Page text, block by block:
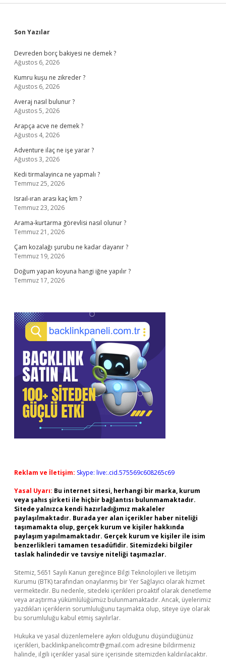
Sidebar
Son Yazılar
Devreden borç bakiyesi ne demek ?
Ağustos 6, 2026
Kumru kuşu ne zikreder ?
Ağustos 6, 2026
Averaj nasıl bulunur ?
Ağustos 5, 2026
Arapça acve ne demek ?
Ağustos 4, 2026
Adventure ilaç ne işe yarar ?
Ağustos 3, 2026
Kedi tirmalayinca ne yapmalı ?
Temmuz 25, 2026
Israıl-ıran arası kaç km ?
Temmuz 23, 2026
Arama-kurtarma görevlisi nasıl olunur ?
Temmuz 21, 2026
Çam kozalağı şurubu ne kadar dayanır ?
Temmuz 19, 2026
Doğum yapan koyuna hangi iğne yapılır ?
Temmuz 17, 2026
Reklam ve İletişim: Skype: live:.cid.575569c608265c69
Yasal Uyarı: Bu internet sitesi, herhangi bir marka, kurum
veya şahıs şirketi ile hiçbir bağlantısı bulunmamaktadır.
Sitede yalnızca kendi hazırladığımız makaleler
paylaşılmaktadır. Burada yer alan içerikler haber niteliği
taşımamakta olup, gerçek kurum ve kişiler hakkında
paylaşım yapılmamaktadır. Gerçek kurum ve kişiler ile isim
benzerlikleri tamamen tesadüfidir. Sitemizdeki bilgiler
taslak halindedir ve tavsiye niteliği taşımazlar.
Sitemiz, 5651 Sayılı Kanun gereğince Bilgi Teknolojileri ve İletişim
Kurumu (BTK) tarafından onaylanmış bir Yer Sağlayıcı olarak hizmet
vermektedir. Bu nedenle, sitedeki içerikleri proaktif olarak denetleme
veya araştırma yükümlülüğümüz bulunmamaktadır. Ancak, üyelerimiz
yazdıkları içeriklerin sorumluluğunu taşımakta olup, siteye üye olarak
bu sorumluluğu kabul etmiş sayılırlar.
Hukuka ve yasal düzenlemelere aykırı olduğunu düşündüğünüz
içerikleri, backlinkpanelicomtr@gmail.com adresine bildirmeniz
halinde, ilgili içerikler yasal süre içerisinde sitemizden kaldırılacaktır.